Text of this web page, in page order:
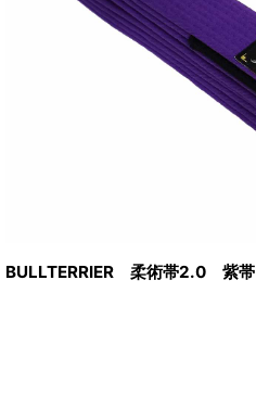
BULLTERRIER 柔術帯2.0 紫帯